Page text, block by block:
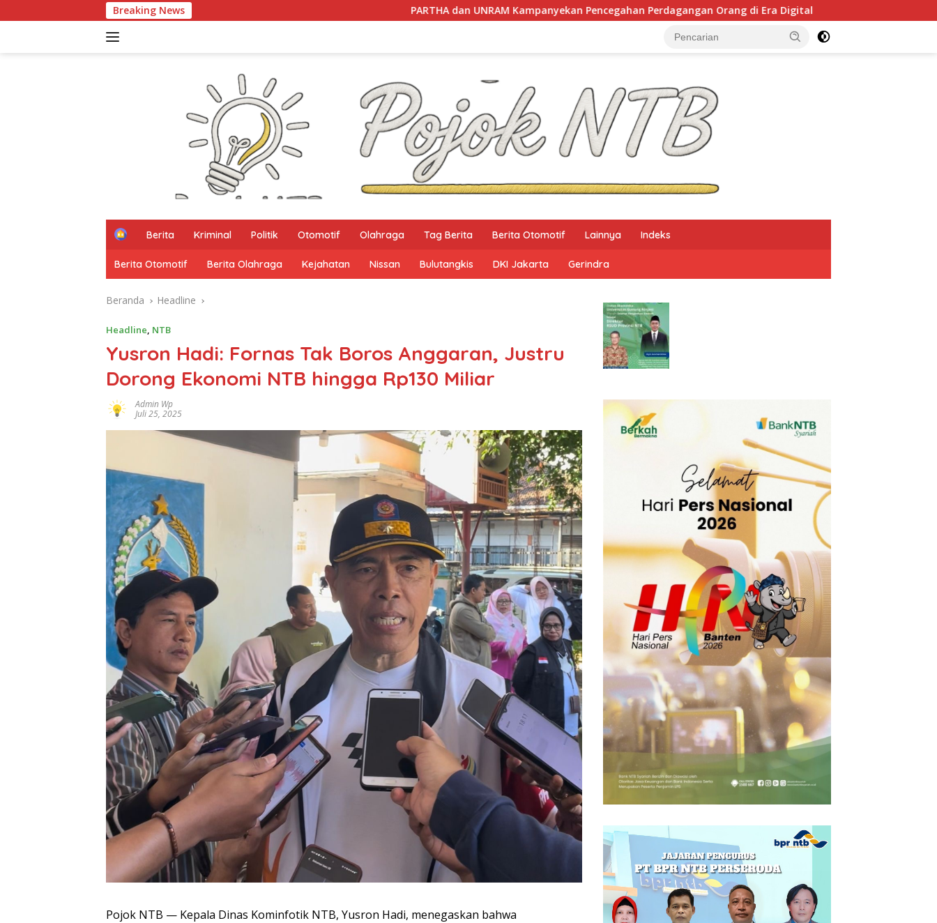
ke
Breaking News PARTHA dan UNRAM Kampanyekan Pencegahan Perdagangan Orang di Era Digital NTB Selangkah Lagi Terapkan Sistem
H
m
e
Berita Kriminal Politik Otomotif Olahraga Tag Berita Berita Otomotif Lainnya Indeks
Berita Otomotif Berita Olahraga Kejahatan Nissan Bulutangkis DKI Jakarta Gerindra
Beranda Headline
Headline, NTB
Yusron Hadi: Fornas Tak Boros Anggaran, Justru
Dorong Ekonomi NTB hingga Rp130 Miliar
Admin Wp
Juli 25, 2025
Pojok NTB — Kepala Dinas Kominfotik NTB, Yusron Hadi, menegaskan bahwa